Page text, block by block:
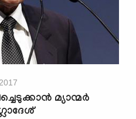
മ്യാന്മര്‍